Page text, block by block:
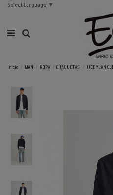
Select Language ▼
Inicio MAN ROPA CHAQUETAS JJEDYLAN